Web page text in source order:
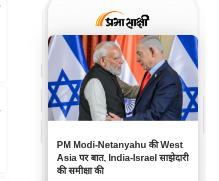
PM Modi-Netanyahu की West
Asia पर बात, India-Israel साझेदारी
की समीक्षा की